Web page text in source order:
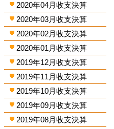
2020年04月收支決算
2020年03月收支決算
2020年02月收支決算
2020年01月收支決算
2019年12月收支決算
2019年11月收支決算
2019年10月收支決算
2019年09月收支決算
2019年08月收支決算